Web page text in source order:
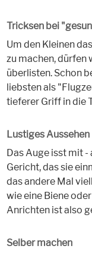
Tricksen bei
Um den Kleinen
zu machen, dürfen
überlisten. Schon
liebsten als
tieferer Griff in die
Lustiges Aussehen
Das Auge isst mit -
Gericht, das sie
das andere Mal
wie eine Biene
Anrichten ist also
Selber machen